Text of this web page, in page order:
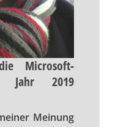
Microsoft-
Jahr 2019
Meinung